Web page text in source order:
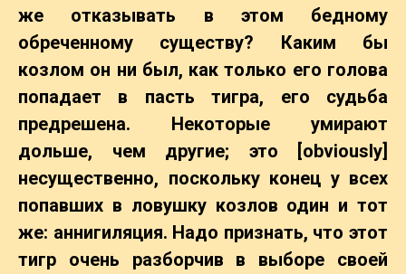
же отказывать в этом бедному
обреченному существу? Каким бы
козлом он ни был, как только его голова
попадает в пасть тигра, его судьба
предрешена. Некоторые умирают
дольше, чем другие; это [obviously]
несущественно, поскольку конец у всех
попавших в ловушку козлов один и тот
же: аннигиляция. Надо признать, что этот
тигр очень разборчив в выборе своей